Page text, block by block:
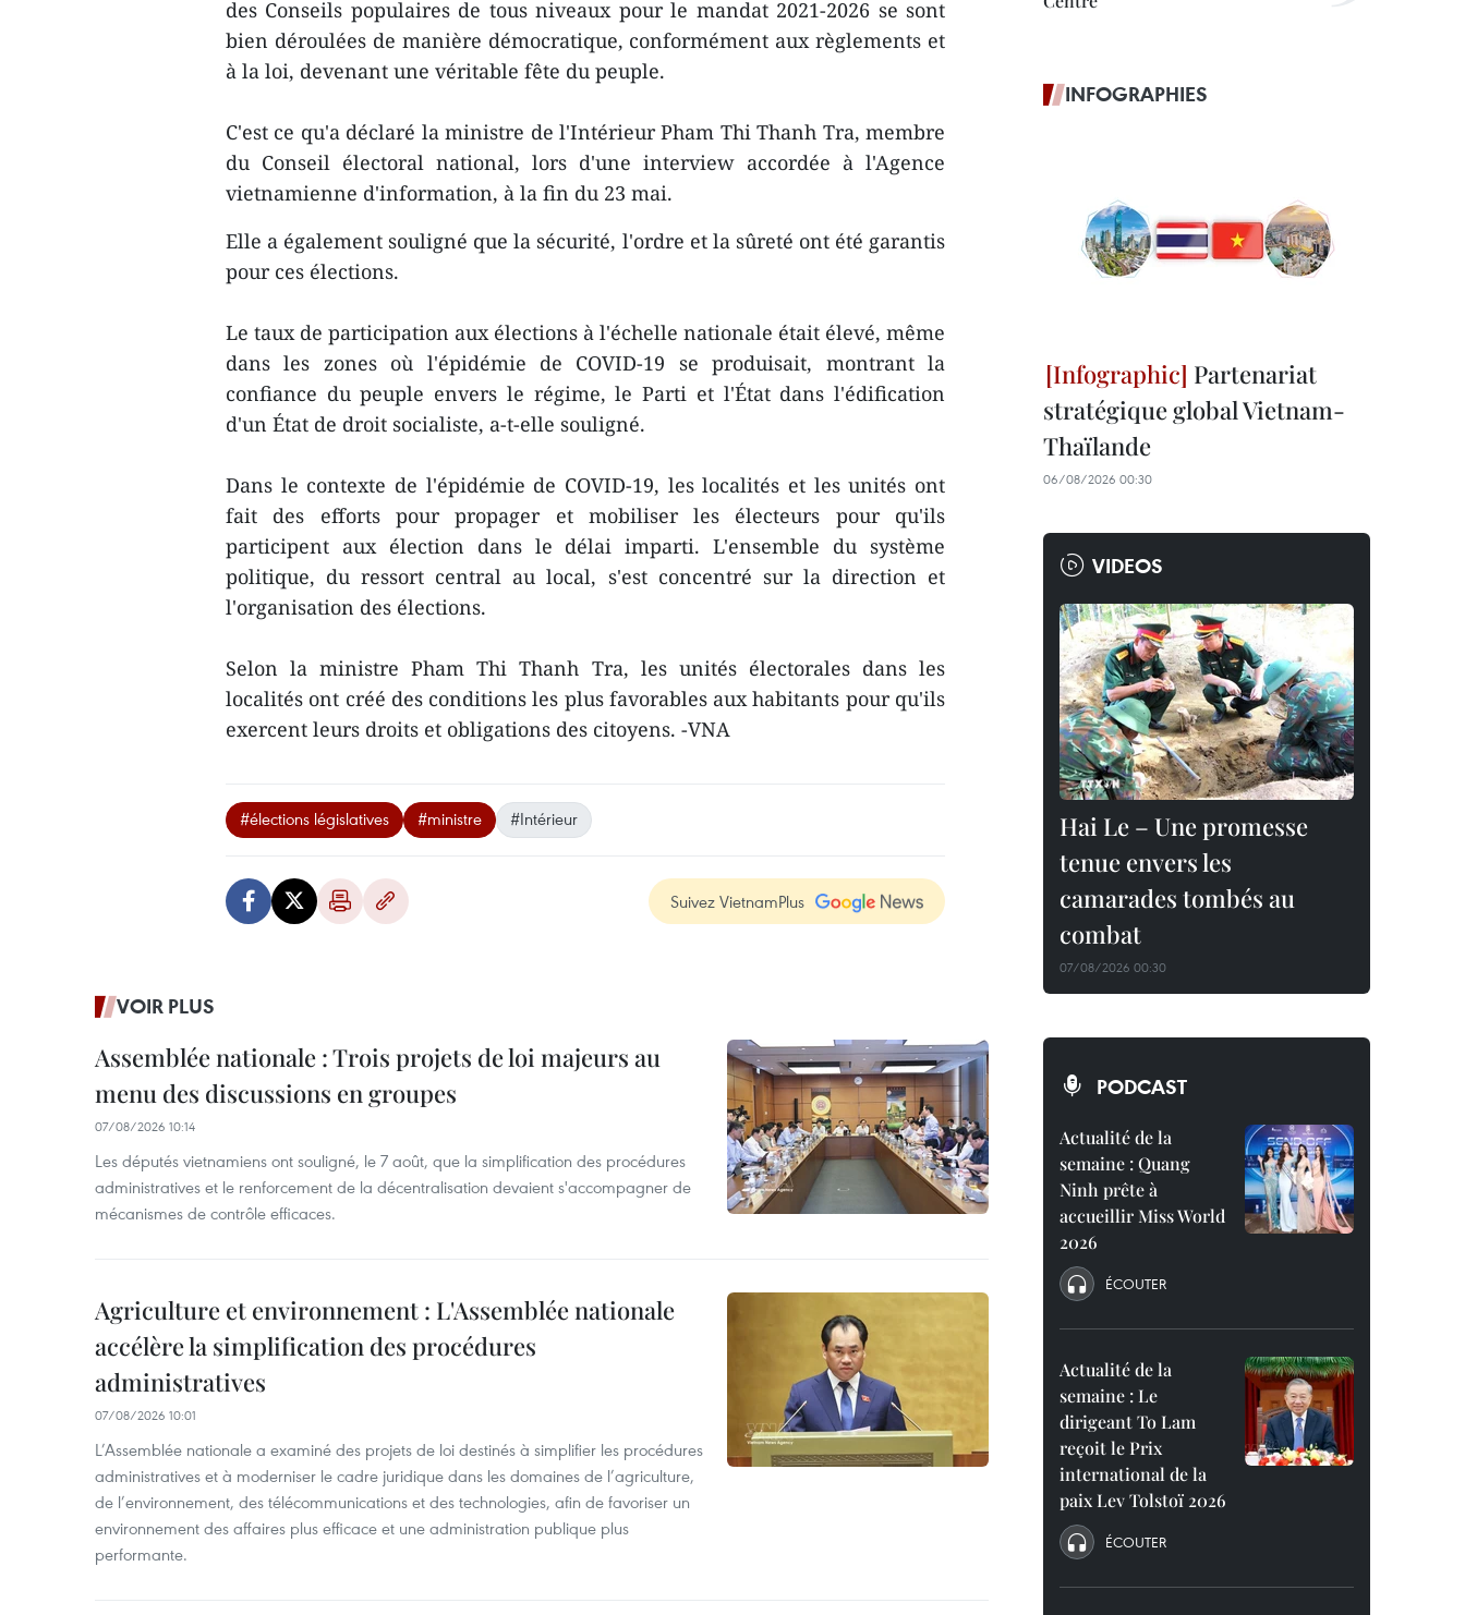
des Conseils populaires de tous niveaux pour le mandat 2021-2026 se sont
bien déroulées de manière démocratique, conformément aux règlements et
à la loi, devenant une véritable fête du peuple.
C'est ce qu'a déclaré la ministre de l'Intérieur Pham Thi Thanh Tra, membre
du Conseil électoral national, lors d'une interview accordée à l'Agence
vietnamienne d'information, à la fin du 23 mai.
Elle a également souligné que la sécurité, l'ordre et la sûreté ont été garantis
pour ces élections.
Le taux de participation aux élections à l'échelle nationale était élevé, même
dans les zones où l'épidémie de COVID-19 se produisait, montrant la
confiance du peuple envers le régime, le Parti et l'État dans l'édification
d'un État de droit socialiste, a-t-elle souligné.
Dans le contexte de l'épidémie de COVID-19, les localités et les unités ont
fait des efforts pour propager et mobiliser les électeurs pour qu'ils
participent aux élection dans le délai imparti. L'ensemble du système
politique, du ressort central au local, s'est concentré sur la direction et
l'organisation des élections.
Selon la ministre Pham Thi Thanh Tra, les unités électorales dans les
localités ont créé des conditions les plus favorables aux habitants pour qu'ils
exercent leurs droits et obligations des citoyens. -VNA
#élections législatives #ministre #Intérieur
Suivez VietnamPlus
VOIR PLUS
Assemblée nationale : Trois projets de loi majeurs au
menu des discussions en groupes
07/08/2026 10:14
Les députés vietnamiens ont souligné, le 7 août, que la simplification des procédures
administratives et le renforcement de la décentralisation devaient s'accompagner de
mécanismes de contrôle efficaces.
Agriculture et environnement : L'Assemblée nationale
accélère la simplification des procédures
administratives
07/08/2026 10:01
L’Assemblée nationale a examiné des projets de loi destinés à simplifier les procédures
administratives et à moderniser le cadre juridique dans les domaines de l’agriculture,
de l’environnement, des télécommunications et des technologies, afin de favoriser un
environnement des affaires plus efficace et une administration publique plus
performante.
INFOGRAPHIES
Partenariat
stratégique global Vietnam-
Thaïlande
06/08/2026 00:30
VIDEOS
Hai Le – Une promesse
tenue envers les
camarades tombés au
combat
07/08/2026 00:30
PODCAST
Actualité de la
semaine : Quang
Ninh prête à
accueillir Miss World
2026
ÉCOUTER
Actualité de la
semaine : Le
dirigeant To Lam
reçoit le Prix
international de la
paix Lev Tolstoï 2026
ÉCOUTER